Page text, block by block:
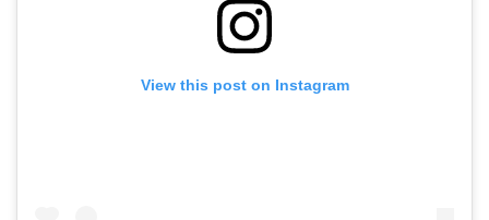
View this post on Instagram